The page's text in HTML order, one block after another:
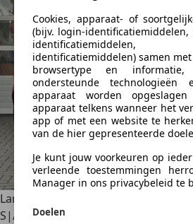
Land Rover Discovery Sport
S|Automaat|Pano|Trekhaak|Leer|C
Cookies, apparaat- of
(bijv. login-
identificatiemiddelen,
identificatiemiddelen) samen
browsertype en informatie,
ondersteunde
apparaat worden
apparaat telkens wanneer het
app of met een website te
van de hier gepresenteerde
Je kunt jouw voorkeuren op
verleende toestemmingen
Manager in ons privacybeleid te
Doelen